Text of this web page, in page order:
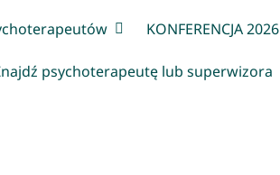
KONFERENCJA 2026
psychoterapeutę lub superwizora